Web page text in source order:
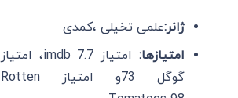
ژانر:علمی تخیلی ،کمدی
امتیازها:
امتیاز imdb 7.7، امتیاز
گوگل 73و امتیاز Rotten